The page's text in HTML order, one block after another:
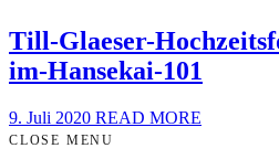
Till-Glaeser-
im-Hansekai-101
9. Juli 2020 READ MORE
CLOSE MENU